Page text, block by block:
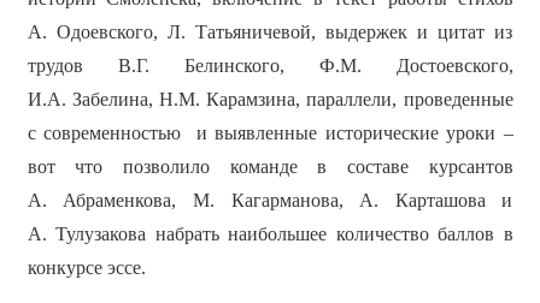
А. Одоевского, Л. Татьяничевой, выдержек и цитат из
трудов В.Г. Белинского, Ф.М. Достоевского,
И.А. Забелина, Н.М. Карамзина, параллели, проведенные
с современностью и выявленные исторические уроки –
вот что позволило команде в составе курсантов
А. Абраменкова, М. Кагарманова, А. Карташова и
А. Тулузакова набрать наибольшее количество баллов в
конкурсе эссе.